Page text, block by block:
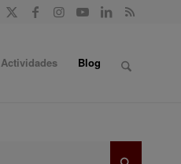
Actividades Blog